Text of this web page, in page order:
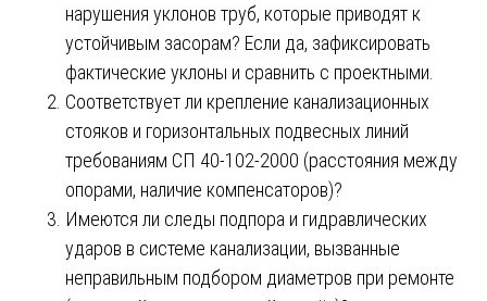
нарушения уклонов труб, которые приводят к
устойчивым засорам? Если да, зафиксировать
фактические уклоны и сравнить с проектными.
Соответствует ли крепление канализационных
стояков и горизонтальных подвесных линий
требованиям СП 40-102-2000 (расстояния между
опорами, наличие компенсаторов)?
Имеются ли следы подпора и гидравлических
ударов в системе канализации, вызванные
неправильным подбором диаметров при ремонте